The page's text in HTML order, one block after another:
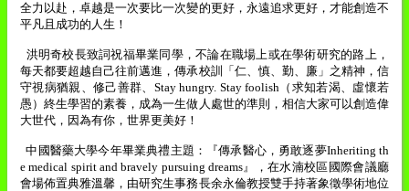
全力以赴，卓越是一次要比一次變的更好，永遠追求更好，才能創造不
平凡且成功的人生！
洪明奇校長致詞祝福畢業同學，不論在職場上或在學術研究的路上，
每天都要超越自己往前邁進，傳承校訓「仁、慎、勤、廉」之精神，信
守視病猶親、修己善群、 Stay hungry. Stay foolish （求知若渴、虛懷若
愚）終生學習的素養，成為一生做人處世的準則，相信大家可以創造偉
大世代，因為有你，世界更美好！
中國醫藥大學今年畢業典禮主題：『傳承醫心，勇敢逐夢Inheriting th
e medical spirit and bravely pursuing dreams 』，在水湳校區國際會議廳
會場佈置典雅溫馨，由研究生事務長余永倫教授雙手持著象徵學術地位